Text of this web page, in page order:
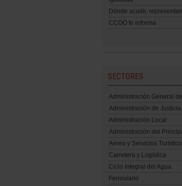
Dónde acudir,
CCOO te informa
SECTORES
Administración General
Administración de Justicia
Administración Local
Administración del
Aéreo y Servicios
Carretera y Logística
Ciclo Integral del Agua
Ferroviario